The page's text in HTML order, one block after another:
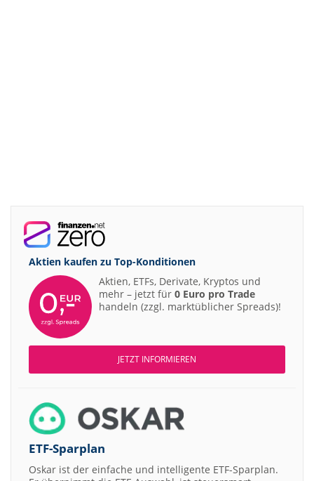
Aktien kaufen zu Top-Konditionen
Aktien, ETFs, Derivate, Kryptos und
mehr – jetzt für 0 Euro pro Trade
handeln (zzgl. marktüblicher Spreads)!
JETZT INFORMIEREN
ETF-Sparplan
Oskar ist der einfache und intelligente ETF-Sparplan.